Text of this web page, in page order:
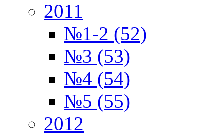
2011
№1-2 (52)
№3 (53)
№4 (54)
№5 (55)
2012